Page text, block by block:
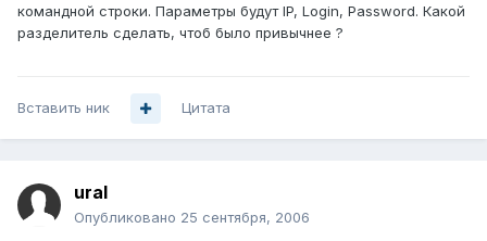
командной строки. Параметры будут IP, Login, Password. Какой
разделитель сделать, чтоб было привычнее ?
Вставить ник Цитата
ural
Опубликовано 25 сентября, 2006